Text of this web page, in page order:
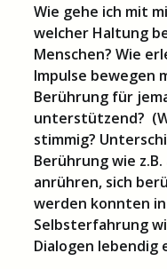
Wie gehe ich mit
welcher Haltung
Menschen? Wie
Impulse bewegen
Berührung für
unterstützend?
stimmig?
Berührung wie
anrühren, sich
werden konnten
Selbsterfahrung
Dialogen lebendig